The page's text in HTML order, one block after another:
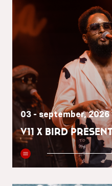
03 - september, 2026
V11 x BIRD